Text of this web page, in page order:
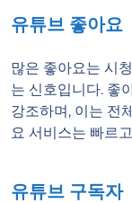
유튜브 좋아요
많은 좋아요는 시
는 신호입니다. 좋
강조하며, 이는 전
요 서비스는 빠르
유튜브 구독자